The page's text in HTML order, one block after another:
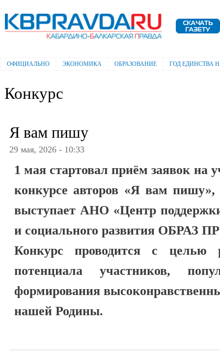
Электронная газета "Кабардино-
Балкарская правда"
Главное меню
ОФИЦИАЛЬНО ЭКОНОМИКА ОБРАЗОВАНИЕ ГОД ЕДИНСТВА
Конкурс
Я вам пишу
29 мая, 2026 - 10:33
1 мая стартовал приём заявок на
конкурсе авторов «Я вам пишу»,
выступает АНО «Центр
и социального развития ОБРАЗ
Конкурс проводится с целью
потенциала участников,
формирования
нашей Родины.